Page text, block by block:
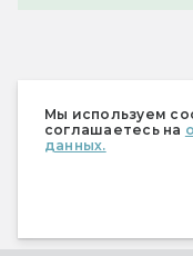
Мы используем
соглашаетесь на
данных.